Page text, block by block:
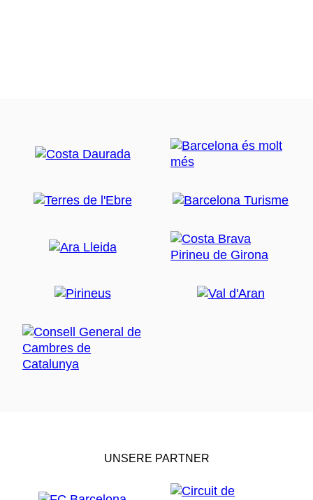
UNSERE PARTNER